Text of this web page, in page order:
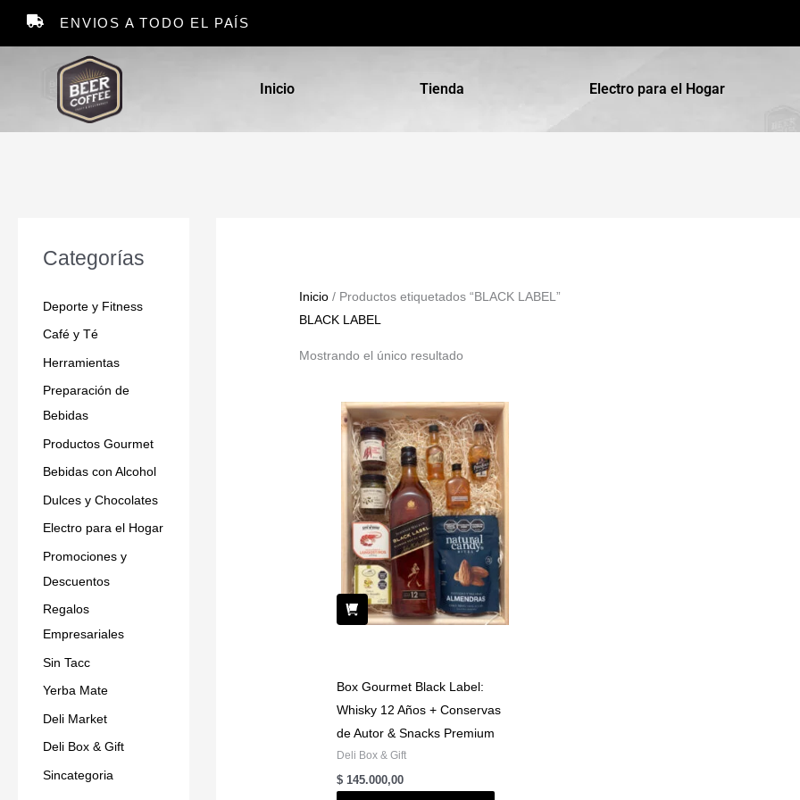
ENVIOS A TODO EL PAÍS
Inicio Tienda Electro para el Hogar
Categorías
Deporte y Fitness
Café y Té
Herramientas
Preparación de
Bebidas
Productos Gourmet
Bebidas con Alcohol
Dulces y Chocolates
Electro para el Hogar
Promociones y
Descuentos
Regalos
Empresariales
Sin Tacc
Yerba Mate
Deli Market
Deli Box & Gift
Sincategoria
Inicio / Productos etiquetados “BLACK LABEL”
BLACK LABEL
Mostrando el único resultado
Box Gourmet Black Label:
Whisky 12 Años + Conservas
de Autor & Snacks Premium
Deli Box & Gift
$ 145.000,00